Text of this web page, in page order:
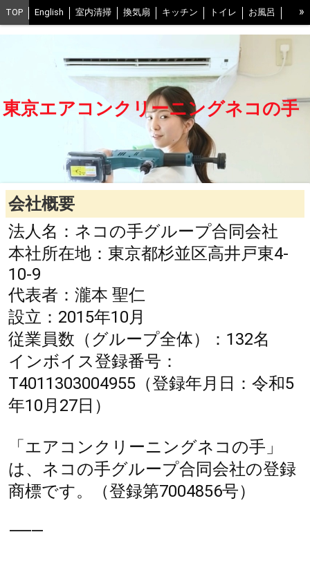
TOP English 室内清掃 換気扇 キッチン トイレ お風呂
お風呂の換気扇 ベランダ 床 室外機 口コミ 写真 予約
抗菌コート0円 スタッフ紹介 交通費について FAQ
不調時の解決ヒント 中野区
江戸川区 葛飾区 江東区 練馬区 豊島区 武蔵野市、三鷹市
千葉県西部 会社概要
ネコの手グループ一覧 プライバシーポリシー BLOG
»
東京エアコンクリーニングネコの手
会社概要
法人名：ネコの手グループ合同会社
本社所在地：東京都杉並区高井戸東4-
10-9
代表者：瀧本 聖仁
設立：2015年10月
従業員数（グループ全体）：132名
インボイス登録番号：
T4011303004955（登録年月日：令和5
年10月27日）
「エアコンクリーニングネコの手」
は、ネコの手グループ合同会社の登録
商標です。（登録第7004856号）
⸻